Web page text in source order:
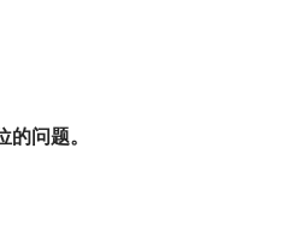
问题。